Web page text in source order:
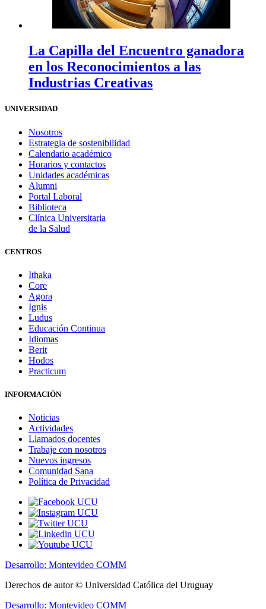
La Capilla del Encuentro ganadora
en los Reconocimientos a las
Industrias Creativas
UNIVERSIDAD
Nosotros
Estrategia de sostenibilidad
Calendario académico
Horarios y contactos
Unidades académicas
Alumni
Portal Laboral
Biblioteca
Clínica Universitaria
de la Salud
CENTROS
Ithaka
Core
Agora
Ignis
Ludus
Educación Continua
Idiomas
Berit
Hodos
Practicum
INFORMACIÓN
Noticias
Actividades
Llamados docentes
Trabaje con nosotros
Nuevos ingresos
Comunidad Sana
Política de Privacidad
Desarrollo: Montevideo COMM
Derechos de autor © Universidad Católica del Uruguay
Desarrollo: Montevideo COMM